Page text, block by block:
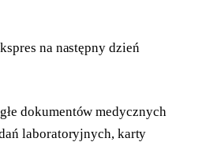
na następny dzień
dokumentów medycznych
laboratoryjnych, karty